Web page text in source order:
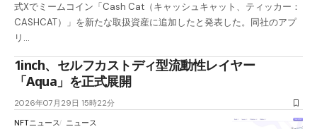
式Xでミームコイン「Cash Cat（キャッシュキャット、ティッカー：
CASHCAT）」を新たな取扱資産に追加したと発表した。同社のアプ
リ…
1inch、セルフカストディ型流動性レイヤー
「Aqua」を正式展開
2026年07月29日 15時22分
NFTニュース
ニュース